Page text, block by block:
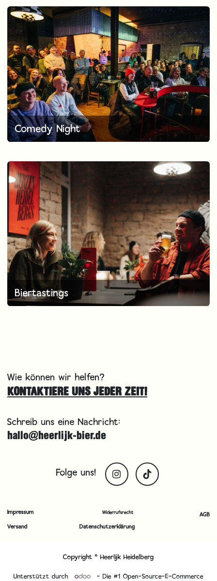
Comedy Night
Biertastings
Wie können wir helfen?
KONTAKTIERE UNS JEDER ZEIT!
Schreib uns eine Nachricht:
hallo@heerlijk-bier.de
Folge uns!
Impressum
Versand
Widerrufsrecht
Datenschutzerklärung
AGB
Copyright © Heerlijk Heidelberg
Unterstützt durch - Die #1 Open-Source-E-Commerce